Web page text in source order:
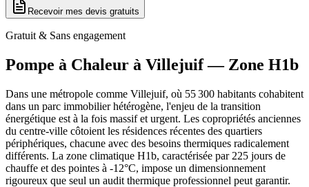
Recevoir mes devis gratuits
Gratuit & Sans engagement
Pompe à Chaleur à Villejuif— Zone H1b
Dans une métropole comme Villejuif, où 55 300 habitants cohabitent
dans un parc immobilier hétérogène, l'enjeu de la transition
énergétique est à la fois massif et urgent. Les copropriétés anciennes
du centre-ville côtoient les résidences récentes des quartiers
périphériques, chacune avec des besoins thermiques radicalement
différents. La zone climatique H1b, caractérisée par 225 jours de
chauffe et des pointes à -12°C, impose un dimensionnement
rigoureux que seul un audit thermique professionnel peut garantir.